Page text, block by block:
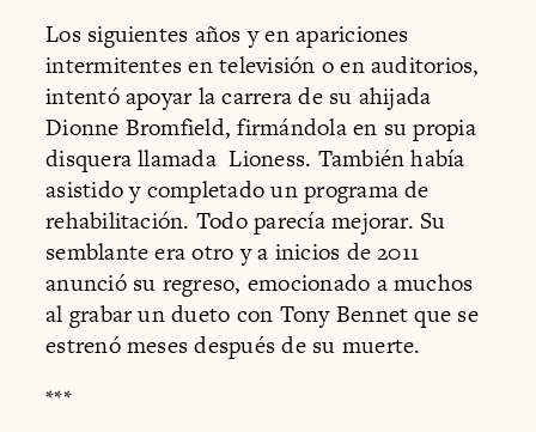
Los siguientes años y en apariciones
intermitentes en televisión o en auditorios,
intentó apoyar la carrera de su ahijada
Dionne Bromfield, firmándola en su propia
disquera llamada Lioness. También había
asistido y completado un programa de
rehabilitación. Todo parecía mejorar. Su
semblante era otro y a inicios de 2011
anunció su regreso, emocionado a muchos
al grabar un dueto con Tony Bennet que se
estrenó meses después de su muerte.
***